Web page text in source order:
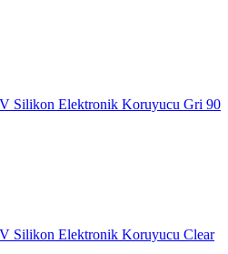
Silikon Elektronik Koruyucu Gri 90
Silikon Elektronik Koruyucu Clear